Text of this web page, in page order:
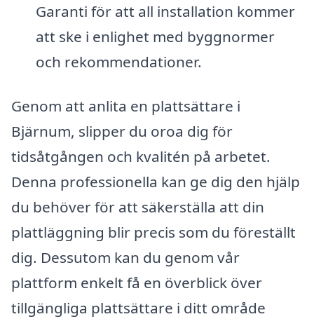
Garanti för att all installation kommer
att ske i enlighet med byggnormer
och rekommendationer.
Genom att anlita en plattsättare i
Bjärnum, slipper du oroa dig för
tidsåtgången och kvalitén på arbetet.
Denna professionella kan ge dig den hjälp
du behöver för att säkerställa att din
plattläggning blir precis som du föreställt
dig. Dessutom kan du genom vår
plattform enkelt få en överblick över
tillgängliga plattsättare i ditt område